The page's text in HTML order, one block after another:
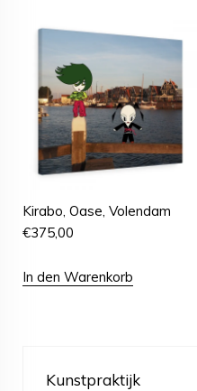
Kirabo, Oase, Volendam
€375,00
In den Warenkorb
Kunstpraktijk